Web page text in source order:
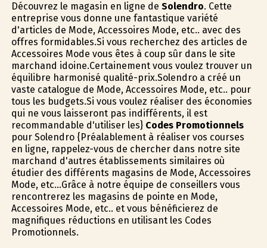
Découvrez le magasin en ligne de Solendro. Cette
entreprise vous donne une fantastique variété
d'articles de Mode, Accessoires Mode, etc.. avec des
offres formidables.Si vous recherchez des articles de
Accessoires Mode vous êtes à coup sûr dans le site
marchand idoine.Certainement vous voulez trouver un
équilibre harmonisé qualité-prix.Solendro a créé un
vaste catalogue de Mode, Accessoires Mode, etc.. pour
tous les budgets.Si vous voulez réaliser des économies
qui ne vous laisseront pas indifférents, il est
recommandable d'utiliser les} Codes Promotionnels
pour Solendro {Préalablement à réaliser vos courses
en ligne, rappelez-vous de chercher dans notre site
marchand d'autres établissements similaires où
étudier des différents magasins de Mode, Accessoires
Mode, etc...Grâce à notre équipe de conseillers vous
rencontrerez les magasins de pointe en Mode,
Accessoires Mode, etc.. et vous bénéficierez de
magnifiques réductions en utilisant les Codes
Promotionnels.